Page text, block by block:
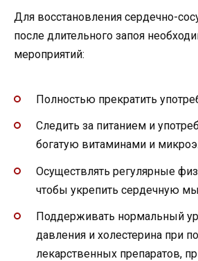
Для восстановления сердечно-
после длительного запоя
мероприятий:
Полностью прекратить
Следить за питанием и
богатую витаминами и
Осуществлять регулярные
чтобы укрепить сердечную
Поддерживать нормальный
давления и холестерина при
лекарственных препаратов,